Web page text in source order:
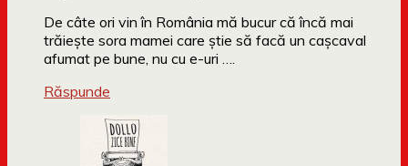
De câte ori vin în România mă bucur că încă mai
trăiește sora mamei care știe să facă un cașcaval
afumat pe bune, nu cu e-uri ….
Răspunde